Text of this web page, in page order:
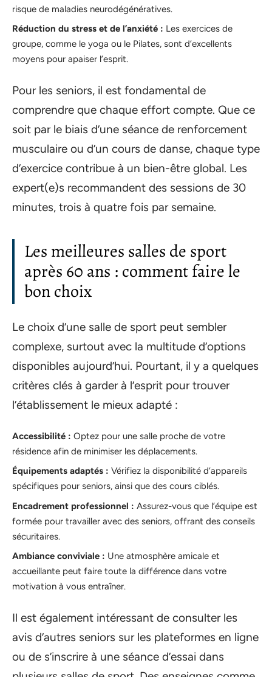
risque de maladies neurodégénératives.
Réduction du stress et de l’anxiété : Les exercices de
groupe, comme le yoga ou le Pilates, sont d’excellents
moyens pour apaiser l’esprit.
Pour les seniors, il est fondamental de
comprendre que chaque effort compte. Que ce
soit par le biais d’une séance de renforcement
musculaire ou d’un cours de danse, chaque type
d’exercice contribue à un bien-être global. Les
expert(e)s recommandent des sessions de 30
minutes, trois à quatre fois par semaine.
Les meilleures salles de sport
après 60 ans : comment faire le
bon choix
Le choix d’une salle de sport peut sembler
complexe, surtout avec la multitude d’options
disponibles aujourd’hui. Pourtant, il y a quelques
critères clés à garder à l’esprit pour trouver
l’établissement le mieux adapté :
Accessibilité : Optez pour une salle proche de votre
résidence afin de minimiser les déplacements.
Équipements adaptés : Vérifiez la disponibilité d’appareils
spécifiques pour seniors, ainsi que des cours ciblés.
Encadrement professionnel : Assurez-vous que l’équipe est
formée pour travailler avec des seniors, offrant des conseils
sécuritaires.
Ambiance conviviale : Une atmosphère amicale et
accueillante peut faire toute la différence dans votre
motivation à vous entraîner.
Il est également intéressant de consulter les
avis d’autres seniors sur les plateformes en ligne
ou de s’inscrire à une séance d’essai dans